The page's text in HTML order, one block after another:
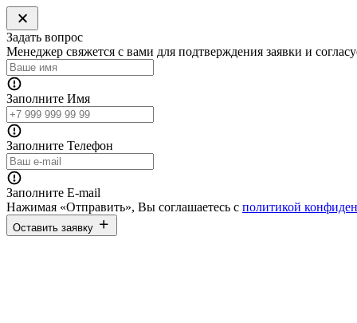
Задать вопрос
Менеджер свяжется с вами для подтверждения заявки и
Заполните Имя
Заполните Телефон
Заполните E-mail
Нажимая «Отправить», Вы соглашаетесь с политикой
Оставить заявку